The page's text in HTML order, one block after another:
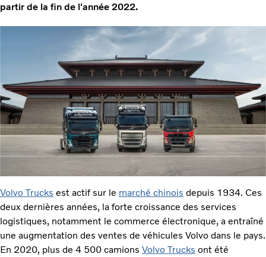
partir de la fin de l'année 2022.
Volvo Trucks est actif sur le marché chinois depuis 1934. Ces
deux dernières années, la forte croissance des services
logistiques, notamment le commerce électronique, a entraîné
une augmentation des ventes de véhicules Volvo dans le pays.
En 2020, plus de 4 500 camions Volvo Trucks ont été